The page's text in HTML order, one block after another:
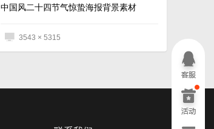
中国风二十四节气惊蛰海报背景素材
3543 × 5315